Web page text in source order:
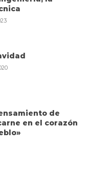
de
en el corazón